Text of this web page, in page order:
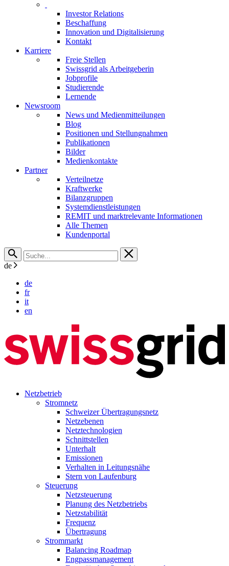
Investor Relations
Beschaffung
Innovation und Digitalisierung
Kontakt
Karriere
Freie Stellen
Swissgrid als Arbeitgeberin
Jobprofile
Studierende
Lernende
Newsroom
News und Medienmitteilungen
Blog
Positionen und Stellungnahmen
Publikationen
Bilder
Medienkontakte
Partner
Verteilnetze
Kraftwerke
Bilanzgruppen
Systemdienstleistungen
REMIT und marktrelevante Informationen
Alle Themen
Kundenportal
de
de
fr
it
en
Netzbetrieb
Stromnetz
Schweizer Übertragungsnetz
Netzebenen
Netztechnologien
Schnittstellen
Unterhalt
Emissionen
Verhalten in Leitungsnähe
Stern von Laufenburg
Steuerung
Netzsteuerung
Planung des Netzbetriebs
Netzstabilität
Frequenz
Übertragung
Strommarkt
Balancing Roadmap
Engpassmanagement